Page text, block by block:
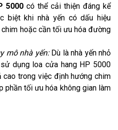
5000 có thể cải thiện đáng kể
biệt khi nhà yến có dấu hiệu
hoặc cần tối ưu hóa đường
mô nhà yến:Dù là nhà yến nhỏ
dụng loa cửa hang HP 5000
cao trong việc định hướng chim
phần tối ưu hóa không gian làm